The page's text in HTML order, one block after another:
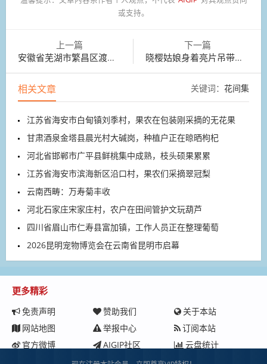
或支持。
上一篇
安徽省芜湖市繁昌区渡江村，村民在浅水藕塘里清理杂草
下一篇
晓樱姑娘身着亮片吊带裙，手持一杯樱源冰咖
相关文章 关键词： 花间集
江苏省海安市白甸镇刘季村，果农在包装刚采摘的无花果
甘肃酒泉金塔县晨光村大碱岗，种植户正在晾晒枸杞
河北省邯郸市广平县鲜桃集中成熟，枝头硕果累累
江苏省海安市滨海新区沿口村，果农们采摘翠冠梨
云南西畴：万寿菊丰收
河北石家庄宋家庄村，农户在田间管护文玩葫芦
四川省眉山市仁寿县富加镇，工作人员正在整理葡萄
2026昆明宠物博览会在云南省昆明市启幕
更多精彩
免责声明 赞助我们
关于本站
网站地图
举报中心
订阅本站
官方微博
AIGIP社区 云盘统计